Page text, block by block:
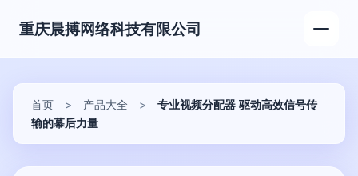
重庆晨搏网络科技有限公司
首页 > 产品大全 >
专业视频分配器 驱动高效信号传
输的幕后力量